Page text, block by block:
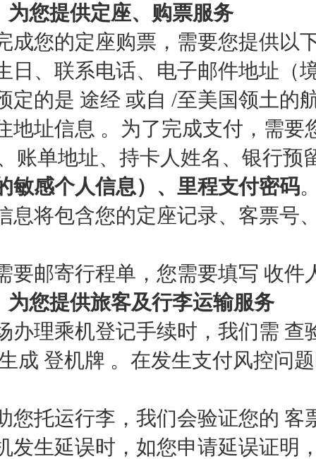
为您提供定座、购票服务
成您的定座购票，需要您提供以
日、联系电话、电子邮件地址（
定的是 途经 或自 /至美国领土的
地址信息 。为了完成支付，需
账单地址、持卡人姓名、银行预
敏感个人信息）、里程支付密码
息将包含您的定座记录、客票号
要邮寄行程单，您需要填写 收
为您提供旅客及行李运输服务
办理乘机登记手续时，我们需 查
成 登机牌 。在发生支付风控问
您托运行李，我们会验证您的 客
发生延误时，如您申请延误证明